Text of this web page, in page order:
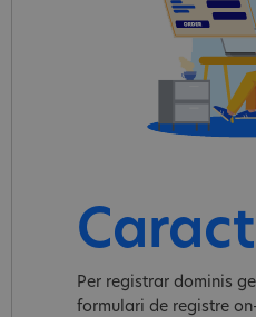
Per registrar dominis
formulari de registre